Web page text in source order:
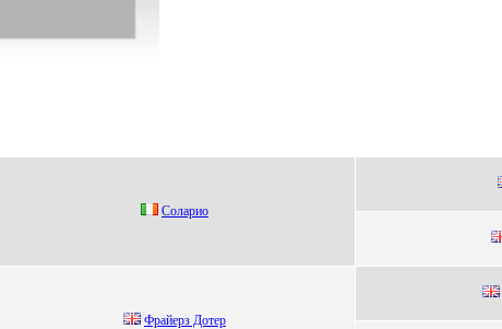
Coлapиo
Фрайерз Дотер